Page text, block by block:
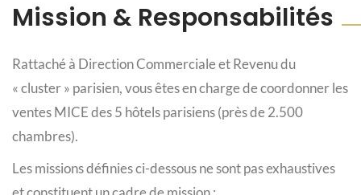
Mission & Responsabilités
Rattaché à Direction Commerciale et Revenu du
« cluster » parisien, vous êtes en charge de coordonner les
ventes MICE des 5 hôtels parisiens (près de 2.500
chambres).
Les missions définies ci-dessous ne sont pas exhaustives